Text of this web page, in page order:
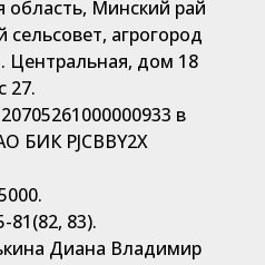
область, Минский рай
сельсовет, агрогород
Центральная, дом 18
27.
в
БИК PJCBBY2X
81(82, 83).
Диана Владимир